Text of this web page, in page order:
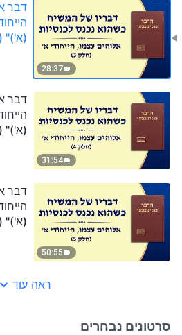
28:37
דבר
(א')"
31:54
דבר
(א')"
50:55
דבר
(א')"
ראה עוד
סרטונים נבחרים